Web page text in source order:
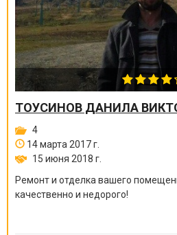
ТОУСИНОВ ДАНИЛА
4
14 марта 2017 г.
15 июня 2018 г.
Ремонт и отделка вашего
качественно и недорого!